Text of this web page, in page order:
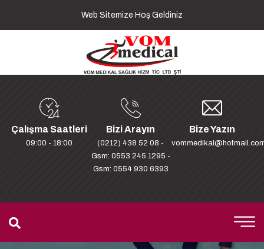
Web Sitemize Hoş Geldiniz
Çalışma Saatleri
09:00 - 18:00
Bizi Arayın
(0212) 438 52 08 -
Gsm: 0553 245 1295 -
Gsm: 0554 930 6393
Bize Yazın